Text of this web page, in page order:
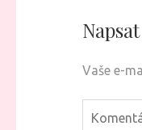
Vaše e-